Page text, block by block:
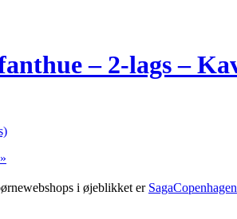
– 2-lags –
i øjeblikket er